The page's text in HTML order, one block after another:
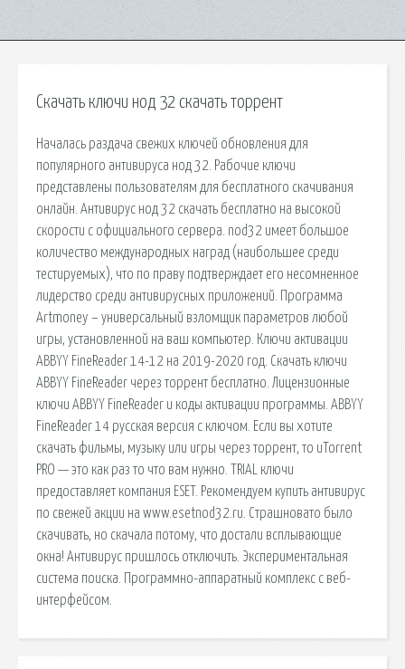
Скачать ключи нод 32 скачать торрент
Началась раздача свежих ключей обновления для
популярного антивируса нод 32. Рабочие ключи
представлены пользователям для бесплатного скачивания
онлайн. Антивирус нод 32 скачать бесплатно на высокой
скорости с официального сервера. nod32 имеет большое
количество международных наград (наибольшее среди
тестируемых), что по праву подтверждает его несомненное
лидерство среди антивирусных приложений. Программа
Artmoney – универсальный взломщик параметров любой
игры, установленной на ваш компьютер. Ключи активации
ABBYY FineReader 14-12 на 2019-2020 год. Скачать ключи
ABBYY FineReader через торрент бесплатно. Лицензионные
ключи ABBYY FineReader и коды активации программы. ABBYY
FineReader 14 русская версия c ключом. Если вы хотите
скачать фильмы, музыку или игры через торрент, то uTorrent
PRO — это как раз то что вам нужно. TRIAL ключи
предоставляет компания ESET. Рекомендуем купить антивирус
по свежей акции на www.esetnod32.ru. Страшновато было
скачивать, но скачала потому, что достали всплывающие
окна! Антивирус пришлось отключить. Экспериментальная
система поиска. Программно-аппаратный комплекс с веб-
интерфейсом.